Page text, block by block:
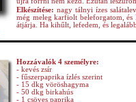
Elkészítése: nagy tálnyi ízes
még meleg karfiolt beleforgatom,
átjárja. Ha kihűlt, lefedem, és
Hozzávalók 4 személyre:
- kevés zsír
- fűszerpaprika ízlés szerint
- 15 dkg vöröshagyma
- 50 dkg birkahús
- 1 csöves paprika